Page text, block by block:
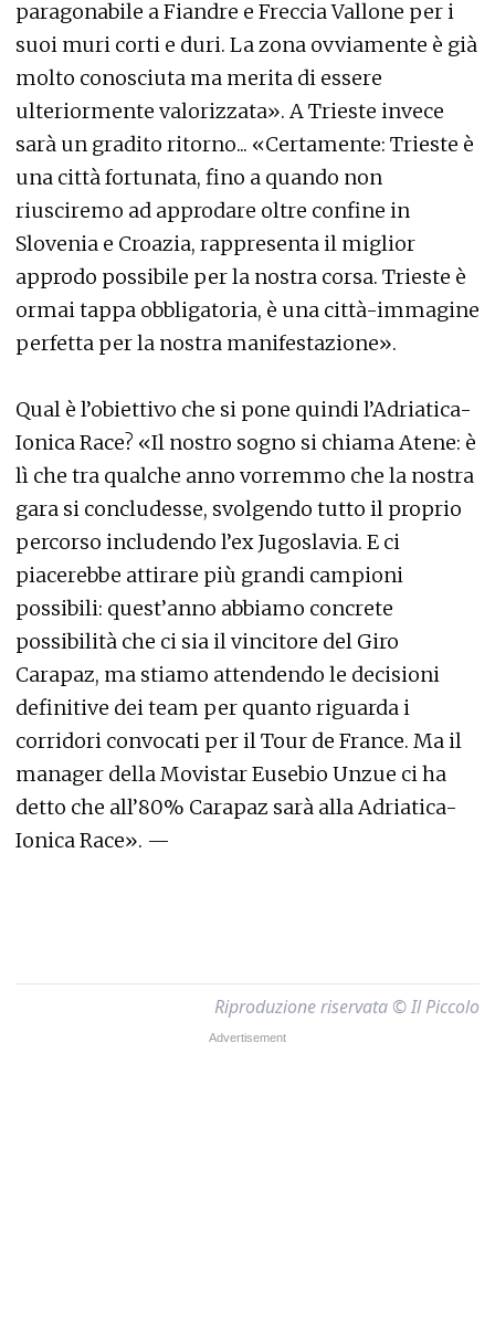
paragonabile a Fiandre e Freccia Vallone per i
suoi muri corti e duri. La zona ovviamente è già
molto conosciuta ma merita di essere
ulteriormente valorizzata». A Trieste invece
sarà un gradito ritorno... «Certamente: Trieste è
una città fortunata, fino a quando non
riusciremo ad approdare oltre confine in
Slovenia e Croazia, rappresenta il miglior
approdo possibile per la nostra corsa. Trieste è
ormai tappa obbligatoria, è una città-immagine
perfetta per la nostra manifestazione».
Qual è l’obiettivo che si pone quindi l’Adriatica-
Ionica Race? «Il nostro sogno si chiama Atene: è
lì che tra qualche anno vorremmo che la nostra
gara si concludesse, svolgendo tutto il proprio
percorso includendo l’ex Jugoslavia. E ci
piacerebbe attirare più grandi campioni
possibili: quest’anno abbiamo concrete
possibilità che ci sia il vincitore del Giro
Carapaz, ma stiamo attendendo le decisioni
definitive dei team per quanto riguarda i
corridori convocati per il Tour de France. Ma il
manager della Movistar Eusebio Unzue ci ha
detto che all’80% Carapaz sarà alla Adriatica-
Ionica Race». —
Riproduzione riservata © Il Piccolo